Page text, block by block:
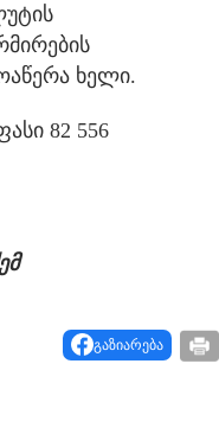
ხელი.
82 556
გაზიარება